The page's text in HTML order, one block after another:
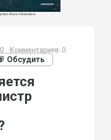
Анна Ивановна
Комментариев: 0
Обсудить